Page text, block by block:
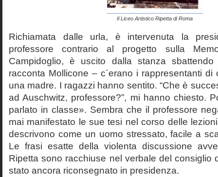
Il Liceo Artistico Ripetta di Roma
Richiamata dalle urla, è intervenuta la
professore contrario al progetto sulla
Campidoglio, è uscito dalla stanza
racconta Mollicone – c´erano i rappresentanti
una madre. I ragazzi hanno sentito. “Che è
ad Auschwitz, professore?”, mi hanno chiesto.
parlato in classe». Sembra che il professore
mai manifestato le sue tesi nel corso delle
descrivono come un uomo stressato, facile a
Le frasi esatte della violenta discussione
Ripetta sono racchiuse nel verbale del consiglio
stato ancora riconsegnato in presidenza.